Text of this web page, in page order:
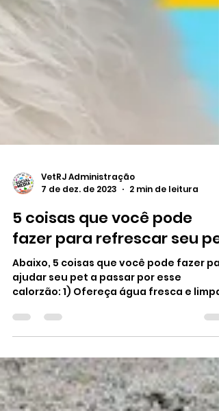
VetRJ Administração
7 de dez. de 2023
2 min de leitura
5 coisas que você pode
fazer para refrescar seu pet
Abaixo, 5 coisas que você pode fazer
calorzão: 1) Ofereça água fresca e limpa.
Se preferir, coloque...